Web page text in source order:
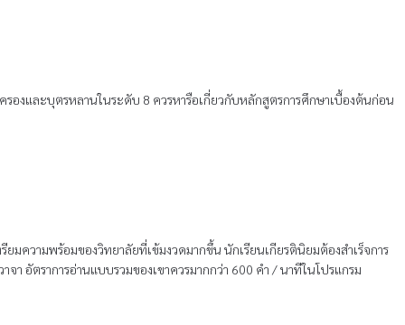
องและบุตรหลานในระดับ 8 ควรหารือเกี่ยวกับหลักสูตรการศึกษาเบื้องต้นก่อน
ความพร้อมของวิทยาลัยที่เข้มงวดมากขึ้น นักเรียนเกียรตินิยมต้องสําเร็จการ
อัตราการอ่านแบบรวมของเขาควรมากกว่า 600 คํา / นาทีในโปรแกรม